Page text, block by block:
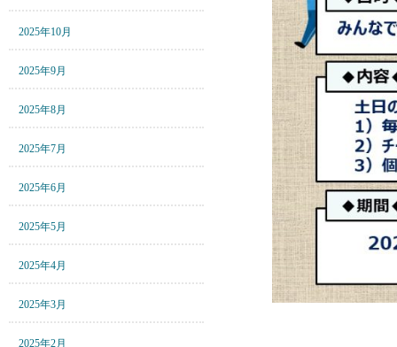
2025年10月
2025年9月
2025年8月
2025年7月
2025年6月
2025年5月
2025年4月
2025年3月
2025年2月